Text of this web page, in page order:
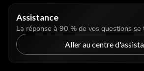
Assistance
La réponse à 90 % de vos questions se
Aller au centre